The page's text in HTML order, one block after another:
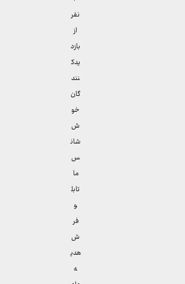
نفر
از
بازد
یدک
نند
گان
خو
ش
شان
س
ما
تابل
و
فر
ش
هدی
ه